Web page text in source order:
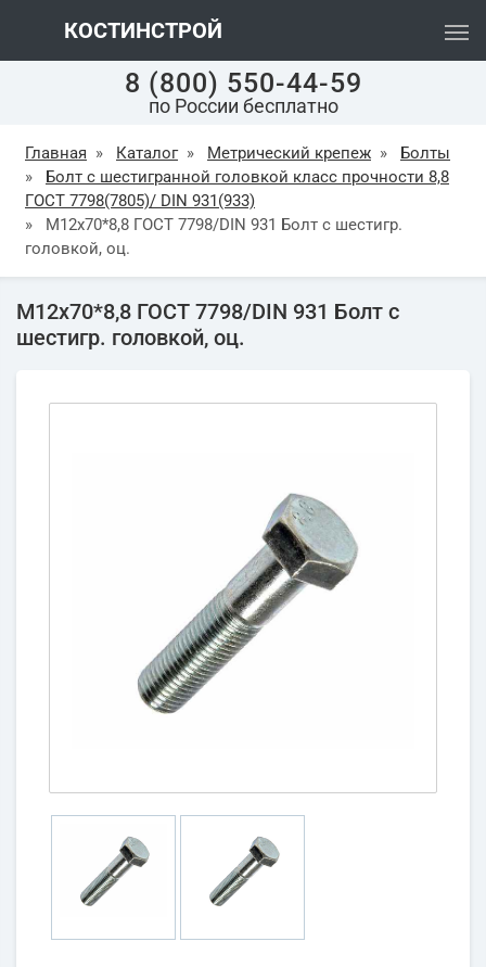
КОСТИНСТРОЙ
8 (800) 550-44-59
по России бесплатно
Главная » Каталог » Метрический крепеж »
Болты
»
Болт с шестигранной головкой класс прочности 8,8
ГОСТ 7798(7805)/ DIN 931(933)
»
М12х70*8,8 ГОСТ 7798/DIN 931 Болт с шестигр.
головкой, оц.
М12х70*8,8 ГОСТ 7798/DIN 931 Болт с
шестигр. головкой, оц.